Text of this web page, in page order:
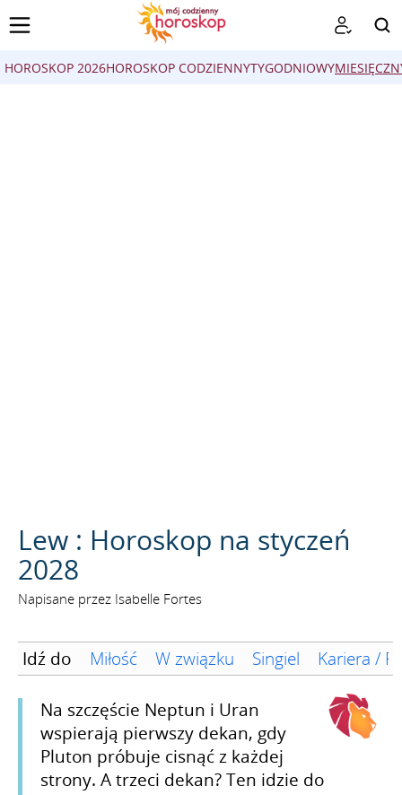
HOROSKOP 2026HOROSKOP CODZIENNYTYGODNIOWY
Lew : Horoskop na styczeń
2028
Napisane przez Isabelle Fortes
Idź do Miłość W związku Singiel Kariera /
Na szczęście Neptun i Uran
wspierają pierwszy dekan, gdy
Pluton próbuje cisnąć z każdej
strony. A trzeci dekan? Ten idzie do